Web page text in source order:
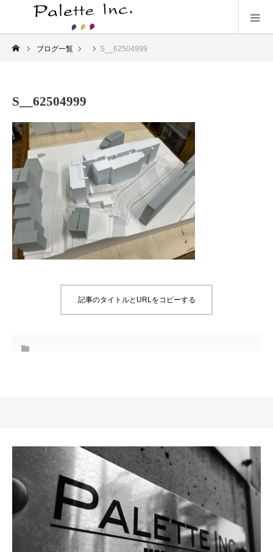
ブログ一覧 S__62504999
S__62504999
記事のタイトルとURLをコピーする